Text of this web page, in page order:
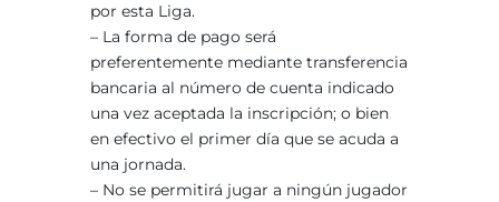
por esta Liga.
– La forma de pago será
preferentemente mediante transferencia
bancaria al número de cuenta indicado
una vez aceptada la inscripción; o bien
en efectivo el primer día que se acuda a
una jornada.
– No se permitirá jugar a ningún jugador